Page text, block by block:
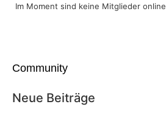
Im Moment sind keine Mitglieder online
Community
Neue Beiträge